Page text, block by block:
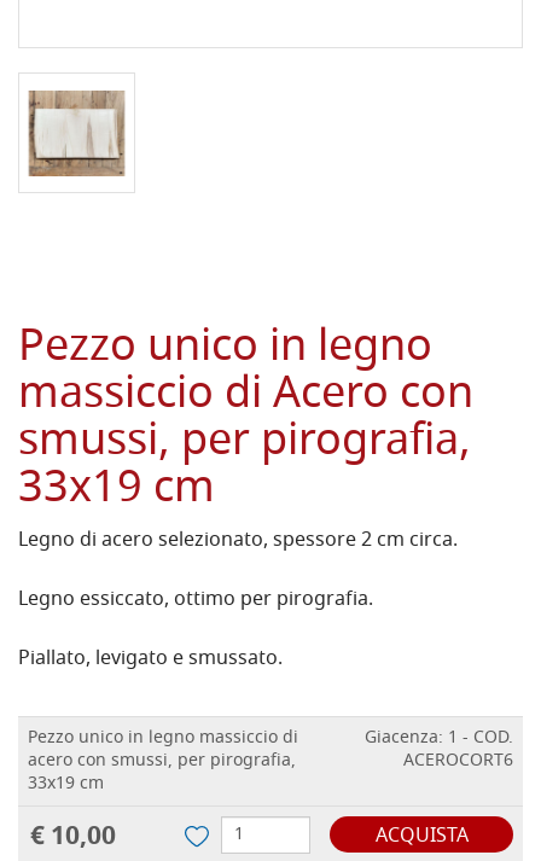
Pezzo unico in legno
massiccio di Acero con
smussi, per pirografia,
33x19 cm
Legno di acero selezionato, spessore 2 cm circa.
Legno essiccato, ottimo per pirografia.
Piallato, levigato e smussato.
Pezzo unico in legno massiccio di
acero con smussi, per pirografia,
33x19 cm
Giacenza: 1 - COD.
ACEROCORT6
€ 10,00 ACQUISTA